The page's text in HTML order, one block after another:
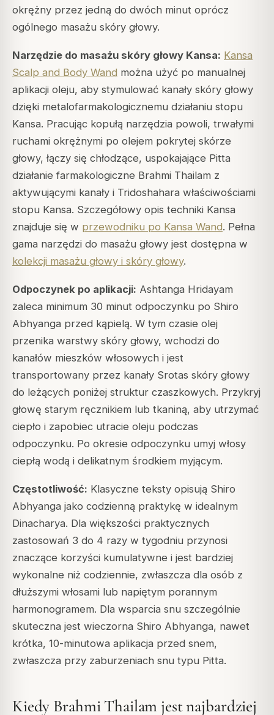
okrężny przez jedną do dwóch minut oprócz
ogólnego masażu skóry głowy.
Narzędzie do masażu skóry głowy Kansa: Kansa
Scalp and Body Wand można użyć po manualnej
aplikacji oleju, aby stymulować kanały skóry głowy
dzięki metalofarmakologicznemu działaniu stopu
Kansa. Pracując kopułą narzędzia powoli, trwałymi
ruchami okrężnymi po olejem pokrytej skórze
głowy, łączy się chłodzące, uspokajające Pitta
działanie farmakologiczne Brahmi Thailam z
aktywującymi kanały i Tridoshahara właściwościami
stopu Kansa. Szczegółowy opis techniki Kansa
znajduje się w przewodniku po Kansa Wand. Pełna
gama narzędzi do masażu głowy jest dostępna w
kolekcji masażu głowy i skóry głowy.
Odpoczynek po aplikacji: Ashtanga Hridayam
zaleca minimum 30 minut odpoczynku po Shiro
Abhyanga przed kąpielą. W tym czasie olej
przenika warstwy skóry głowy, wchodzi do
kanałów mieszków włosowych i jest
transportowany przez kanały Srotas skóry głowy
do leżących poniżej struktur czaszkowych. Przykryj
głowę starym ręcznikiem lub tkaniną, aby utrzymać
ciepło i zapobiec utracie oleju podczas
odpoczynku. Po okresie odpoczynku umyj włosy
ciepłą wodą i delikatnym środkiem myjącym.
Częstotliwość: Klasyczne teksty opisują Shiro
Abhyanga jako codzienną praktykę w idealnym
Dinacharya. Dla większości praktycznych
zastosowań 3 do 4 razy w tygodniu przynosi
znaczące korzyści kumulatywne i jest bardziej
wykonalne niż codziennie, zwłaszcza dla osób z
dłuższymi włosami lub napiętym porannym
harmonogramem. Dla wsparcia snu szczególnie
skuteczna jest wieczorna Shiro Abhyanga, nawet
krótka, 10-minutowa aplikacja przed snem,
zwłaszcza przy zaburzeniach snu typu Pitta.
Kiedy Brahmi Thailam jest najbardziej